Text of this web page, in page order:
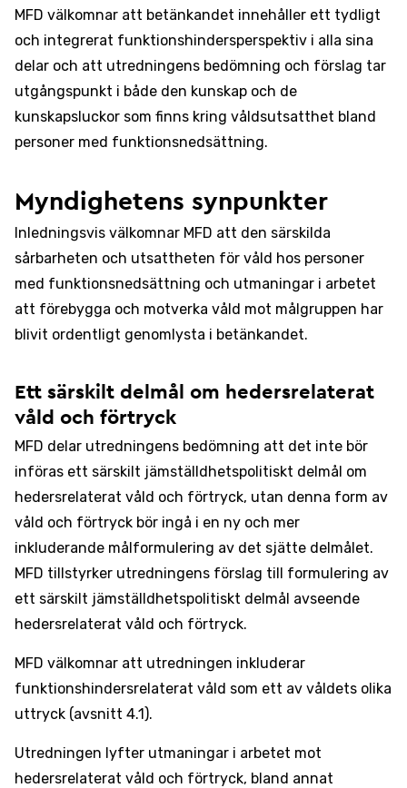
MFD välkomnar att betänkandet innehåller ett tydligt
och integrerat funktionshindersperspektiv i alla sina
delar och att utredningens bedömning och förslag tar
utgångspunkt i både den kunskap och de
kunskapsluckor som finns kring våldsutsatthet bland
personer med funktionsnedsättning.
Myndighetens synpunkter
Inledningsvis välkomnar MFD att den särskilda
sårbarheten och utsattheten för våld hos personer
med funktionsnedsättning och utmaningar i arbetet
att förebygga och motverka våld mot målgruppen har
blivit ordentligt genomlysta i betänkandet.
Ett särskilt delmål om hedersrelaterat
våld och förtryck
MFD delar utredningens bedömning att det inte bör
införas ett särskilt jämställdhetspolitiskt delmål om
hedersrelaterat våld och förtryck, utan denna form av
våld och förtryck bör ingå i en ny och mer
inkluderande målformulering av det sjätte delmålet.
MFD tillstyrker utredningens förslag till formulering av
ett särskilt jämställdhetspolitiskt delmål avseende
hedersrelaterat våld och förtryck.
MFD välkomnar att utredningen inkluderar
funktionshindersrelaterat våld som ett av våldets olika
uttryck (avsnitt 4.1).
Utredningen lyfter utmaningar i arbetet mot
hedersrelaterat våld och förtryck, bland annat